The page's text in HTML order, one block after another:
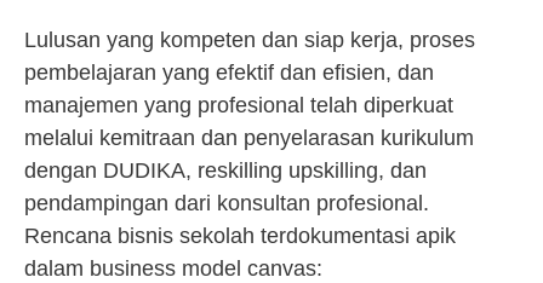
Lulusan yang kompeten dan siap kerja, proses
pembelajaran yang efektif dan efisien, dan
manajemen yang profesional telah diperkuat
melalui kemitraan dan penyelarasan kurikulum
dengan DUDIKA, reskilling upskilling, dan
pendampingan dari konsultan profesional.
Rencana bisnis sekolah terdokumentasi apik
dalam business model canvas: